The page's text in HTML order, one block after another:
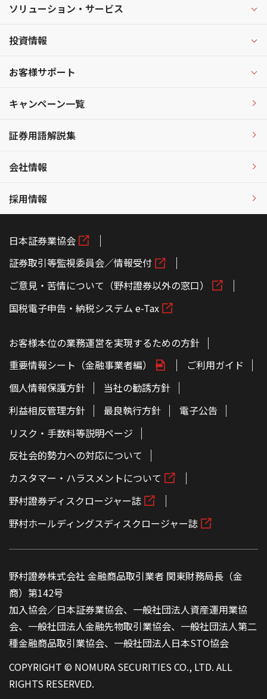
ソリューション・サービス
投資情報
お客様サポート
キャンペーン一覧
証券用語解説集
会社情報
採用情報
日本証券業協会
証券取引等監視委員会／情報受付
ご意見・苦情について（野村證券以外の窓口）
国税電子申告・納税システム e-Tax
お客様本位の業務運営を実現するための方針
重要情報シート（金融事業者編）
ご利用ガイド
個人情報保護方針
当社の勧誘方針
利益相反管理方針
最良執行方針
電子公告
リスク・手数料等説明ページ
反社会的勢力への対応について
カスタマー・ハラスメントについて
野村證券ディスクロージャー誌
野村ホールディングスディスクロージャー誌
野村證券株式会社 金融商品取引業者 関東財務局長（金
商）第142号
加入協会／日本証券業協会、一般社団法人資産運用業協
会、一般社団法人金融先物取引業協会、一般社団法人第二
種金融商品取引業協会、一般社団法人日本STO協会
COPYRIGHT © NOMURA SECURITIES CO., LTD. ALL
RIGHTS RESERVED.